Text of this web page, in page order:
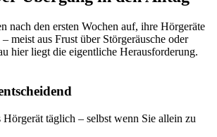
nach den ersten Wochen auf, ihre Hörgeräte
meist aus Frust über Störgeräusche oder
hier liegt die eigentliche Herausforderung.
Hörgerät täglich – selbst wenn Sie allein zu